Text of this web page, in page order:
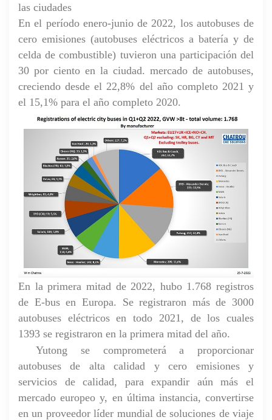
las ciudades
En el período enero-junio de 2022, los autobuses de
cero emisiones (autobuses eléctricos a batería y de
celda de combustible) tuvieron una participación del
30 por ciento en la ciudad. mercado de autobuses,
creciendo desde el 22,8% del año completo 2021 y
el 15,1% para el año completo 2020.
En la primera mitad de 2022, hubo 1.768 registros
de E-bus en Europa. Se registraron más de 3000
autobuses eléctricos en todo 2021, de los cuales
1393 se registraron en la primera mitad del año.
Yutong se comprometerá a proporcionar
autobuses de alta calidad y cero emisiones y
servicios de calidad, para expandir aún más el
mercado europeo y, en última instancia, convertirse
en un proveedor líder mundial desoluciones de viaje